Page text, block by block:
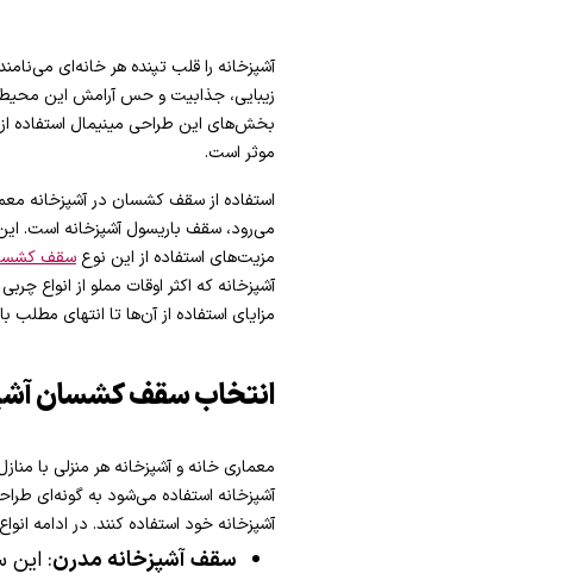
آشپزخانه را قلب تپنده هر خانه‌ای
زیبایی، جذابیت و حس آرامش این محیط
بخش‌های این طراحی مینیمال استفاده
موثر است.
استفاده از سقف کشسان در آشپزخانه
می‌رود، سقف باریسول آشپزخانه است.
مزیت‌های استفاده از این نوع سقف
آشپزخانه که اکثر اوقات مملو از انواع
مزایای استفاده از آن‌ها تا انتهای مطلب
انتخاب سقف کشسان
معماری خانه و آشپزخانه هر منزلی با
آشپزخانه استفاده می‌شود به گونه‌ای
آشپزخانه خود استفاده کنند. در ادامه
سقف آشپزخانه مدرن: این